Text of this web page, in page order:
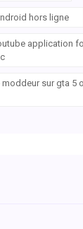
hors ligne
application
moddeur sur gta 5